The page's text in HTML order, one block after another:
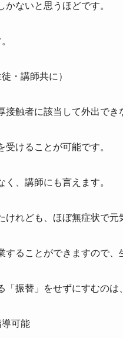
ないと思うほどです。
・講師共に）
触者に該当して外出でき
けることが可能です。
く、講師にも言えます。
けれども、ほぼ無症状で元
することができますので、
「振替」をせずにすむのは
導可能